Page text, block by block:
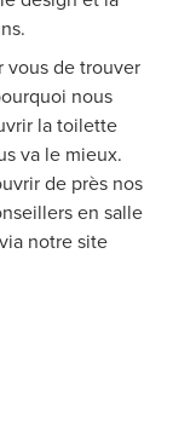
vous de trouver
nous
la toilette
va le mieux.
de près nos
en salle
notre site